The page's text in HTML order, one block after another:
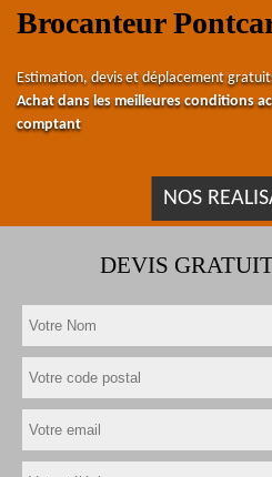
Brocanteur
Estimation, devis et déplacement
Achat dans les meilleures conditions
comptant
NOS
DEVIS